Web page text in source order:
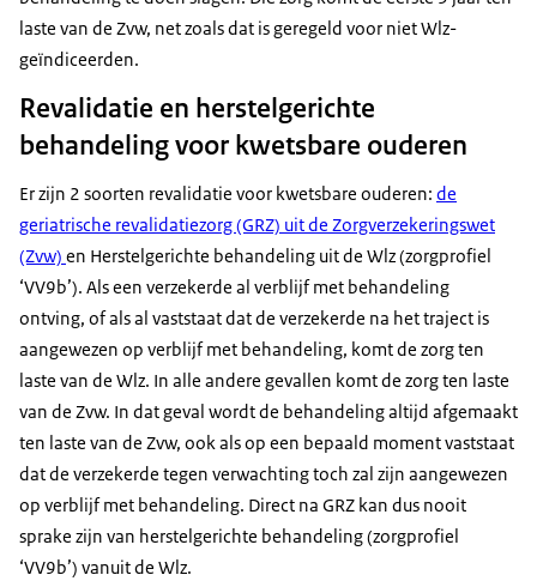
laste van de Zvw, net zoals dat is geregeld voor niet Wlz-
geïndiceerden.
Revalidatie en herstelgerichte
behandeling voor kwetsbare ouderen
Er zijn 2 soorten revalidatie voor kwetsbare ouderen: de
geriatrische revalidatiezorg (GRZ) uit de Zorgverzekeringswet
(Zvw) en Herstelgerichte behandeling uit de Wlz (zorgprofiel
‘VV9b’). Als een verzekerde al verblijf met behandeling
ontving, of als al vaststaat dat de verzekerde na het traject is
aangewezen op verblijf met behandeling, komt de zorg ten
laste van de Wlz. In alle andere gevallen komt de zorg ten laste
van de Zvw. In dat geval wordt de behandeling altijd afgemaakt
ten laste van de Zvw, ook als op een bepaald moment vaststaat
dat de verzekerde tegen verwachting toch zal zijn aangewezen
op verblijf met behandeling. Direct na GRZ kan dus nooit
sprake zijn van herstelgerichte behandeling (zorgprofiel
‘VV9b’) vanuit de Wlz.